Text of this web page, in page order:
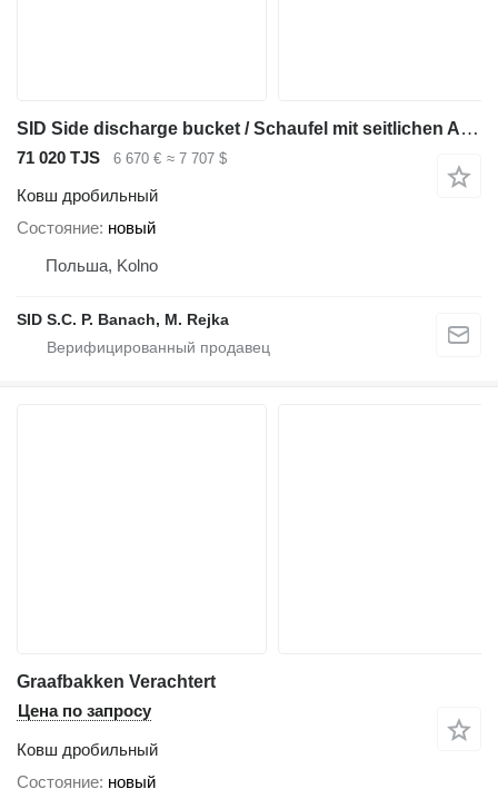
SID Side discharge bucket / Schaufel mit seitlichen Auswurf (LBW-1)
71 020 TJS 6 670 € ≈ 7 707 $
Ковш дробильный
Состояние новый
Польша, Kolno
SID S.C. P. Banach, M. Rejka
Graafbakken Verachtert
Цена по запросу
Ковш дробильный
Состояние новый